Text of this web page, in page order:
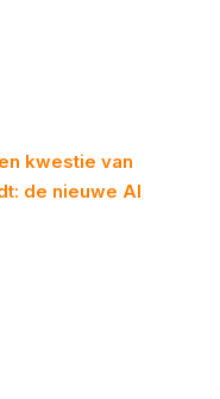
kwestie van
de nieuwe AI